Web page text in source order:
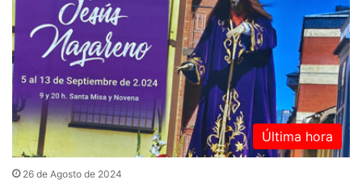
Última hora
26 de Agosto de 2024